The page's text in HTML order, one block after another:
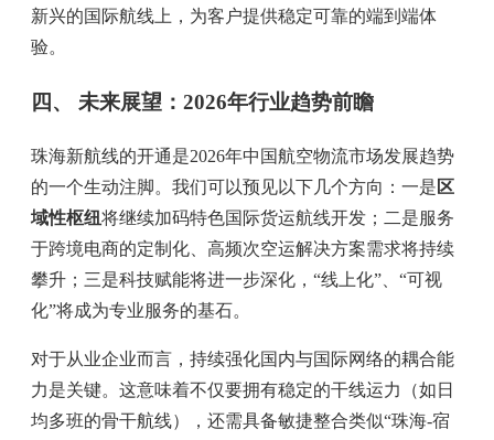
新兴的国际航线上，为客户提供稳定可靠的端到端体
验。
四、 未来展望：2026年行业趋势前瞻
珠海新航线的开通是2026年中国航空物流市场发展趋势
的一个生动注脚。我们可以预见以下几个方向：一是 区
域性枢纽 将继续加码特色国际货运航线开发；二是服务
于跨境电商的定制化、高频次空运解决方案需求将持续
攀升；三是科技赋能将进一步深化，“线上化”、“可视
化”将成为专业服务的基石。
对于从业企业而言，持续强化国内与国际网络的耦合能
力是关键。这意味着不仅要拥有稳定的干线运力（如日
均多班的骨干航线），还需具备敏捷整合类似“珠海-宿